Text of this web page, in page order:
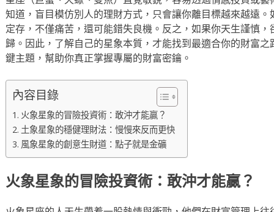
知道，盲目模仿別人的理財方式，只會讓你離目標越來越遠
定存，不僅痛苦，還可能錯失良機。反之，如果你天生謹慎
歸。因此，了解自己的星象本質，才能找到最適合你的財富
鍵主題，幫助你真正掌握專屬的財富密鑰。
內容目錄
火象星象的冒險投資術：敢沖才能贏？
土象星象的穩健理財法：慢慢來反而更快
風象星象的創意生財道：點子就是金礦
火象星象的冒險投資術：敢沖才能贏？